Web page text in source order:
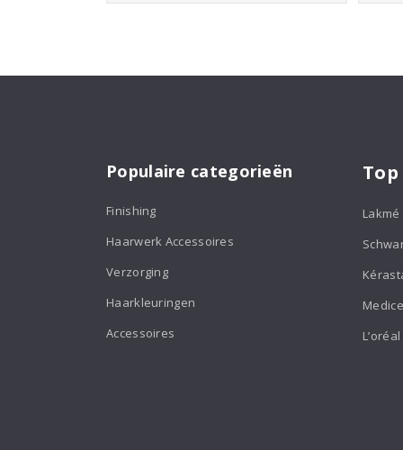
Populaire categorieën
Finishing
Haarwerk Accessoires
Verzorging
Haarkleuringen
Accessoires
Lakmé